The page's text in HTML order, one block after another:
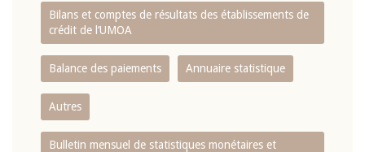
Bilans et comptes de résultats des établissements de
crédit de l‘UMOA
Balance des paiements Annuaire statistique
Autres
Bulletin mensuel de statistiques monétaires et